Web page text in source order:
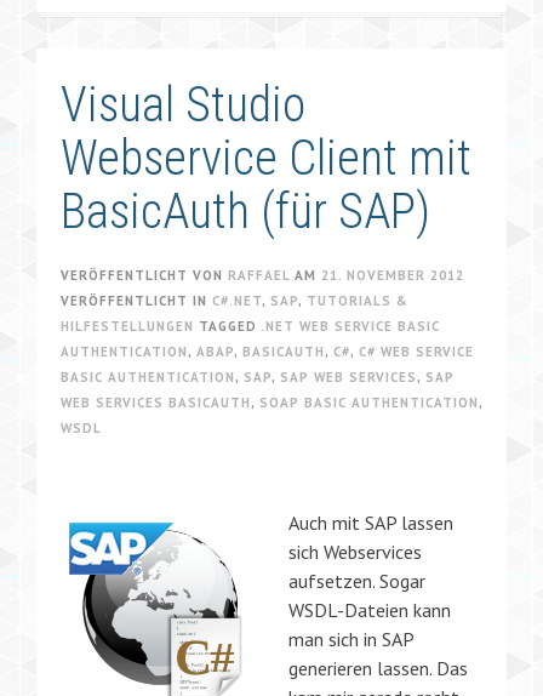
Visual Studio
Webservice Client mit
BasicAuth (für SAP)
VERÖFFENTLICHT VON RAFFAEL AM 21. NOVEMBER 2012
VERÖFFENTLICHT IN C#.NET, SAP, TUTORIALS &
HILFESTELLUNGEN TAGGED .NET WEB SERVICE BASIC
AUTHENTICATION , ABAP, BASICAUTH , C#, C# WEB SERVICE
BASIC AUTHENTICATION , SAP, SAP WEB SERVICES , SAP
WEB SERVICES BASICAUTH , SOAP BASIC AUTHENTICATION ,
WSDL
Auch mit SAP lassen
sich Webservices
aufsetzen. Sogar
WSDL-Dateien kann
man sich in SAP
generieren lassen. Das